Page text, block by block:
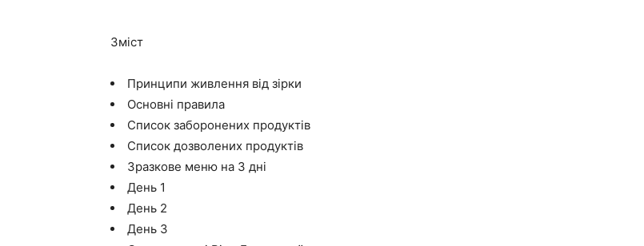
Зміст
Принципи живлення від зірки
Основні правила
Список заборонених продуктів
Список дозволених продуктів
Зразкове меню на 3 дні
День 1
День 2
День 3